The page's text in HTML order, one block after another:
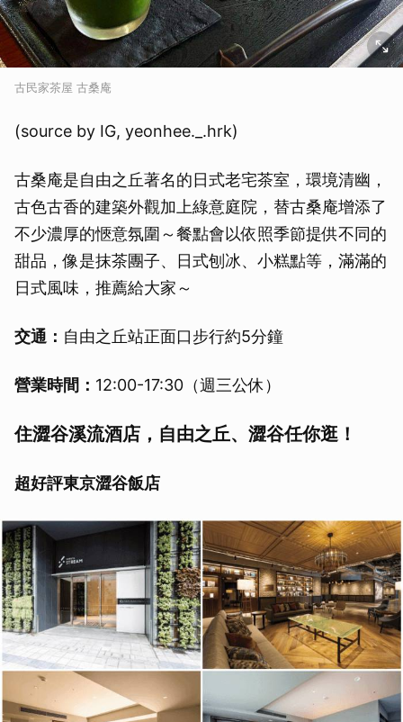
古民家茶屋 古桑庵
(source by IG, yeonhee._.hrk)
古桑庵是自由之丘著名的日式老宅茶室，環境清幽，
古色古香的建築外觀加上綠意庭院，替古桑庵增添了
不少濃厚的愜意氛圍～餐點會以依照季節提供不同的
甜品，像是抹茶團子、日式刨冰、小糕點等，滿滿的
日式風味，推薦給大家～
交通： 自由之丘站正面口步行約5分鐘
營業時間： 12:00-17:30（週三公休）
住澀谷溪流酒店，自由之丘、澀谷任你逛！
超好評東京澀谷飯店